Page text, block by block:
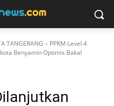
TANGERANG
PPKM Level 4
Benyamin Optimis Bakal